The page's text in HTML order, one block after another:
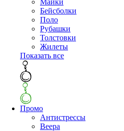
Майки
Бейсболки
Поло
Рубашки
Толстовки
Жилеты
Показать все
Промо
Антистрессы
Веера